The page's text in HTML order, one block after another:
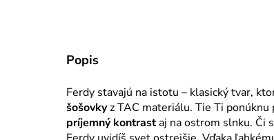
Popis
Ferdy stavajú na istotu – klasický tvar,
šošovkyz TAC materiálu. Tie Ti ponúknu
príjemný kontrastaj na ostrom slnku. Či